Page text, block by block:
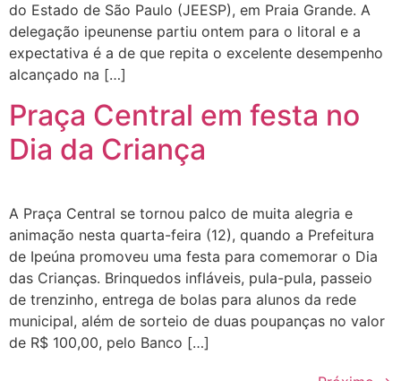
do Estado de São Paulo (JEESP), em Praia Grande. A
delegação ipeunense partiu ontem para o litoral e a
expectativa é a de que repita o excelente desempenho
alcançado na […]
Praça Central em festa no
Dia da Criança
A Praça Central se tornou palco de muita alegria e
animação nesta quarta-feira (12), quando a Prefeitura
de Ipeúna promoveu uma festa para comemorar o Dia
das Crianças. Brinquedos infláveis, pula-pula, passeio
de trenzinho, entrega de bolas para alunos da rede
municipal, além de sorteio de duas poupanças no valor
de R$ 100,00, pelo Banco […]